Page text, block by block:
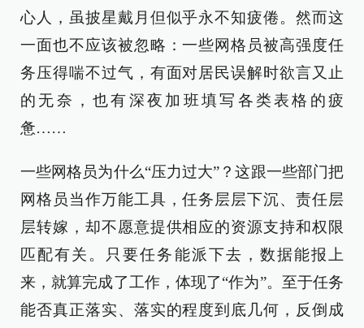
心人，虽披星戴月但似乎永不知疲倦。然而这
一面也不应该被忽略：一些网格员被高强度任
务压得喘不过气，有面对居民误解时欲言又止
的无奈，也有深夜加班填写各类表格的疲
惫……
一些网格员为什么“压力过大”？这跟一些部门把
网格员当作万能工具，任务层层下沉、责任层
层转嫁，却不愿意提供相应的资源支持和权限
匹配有关。只要任务能派下去，数据能报上
来，就算完成了工作，体现了“作为”。至于任务
能否真正落实、落实的程度到底几何，反倒成